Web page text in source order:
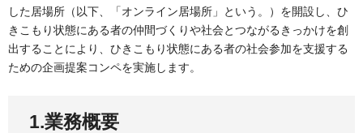
した居場所（以下、「オンライン居場所」という。）を開設し、ひ
きこもり状態にある者の仲間づくりや社会とつながるきっかけを創
出することにより、ひきこもり状態にある者の社会参加を支援する
ための企画提案コンペを実施します。
1.業務概要